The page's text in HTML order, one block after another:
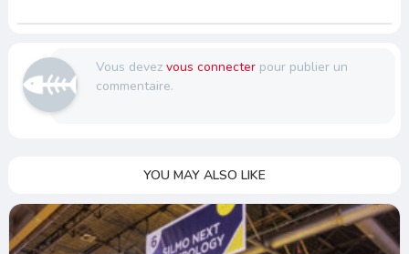
Vous devez vous connecterpour publier un
commentaire.
YOU MAY ALSO LIKE